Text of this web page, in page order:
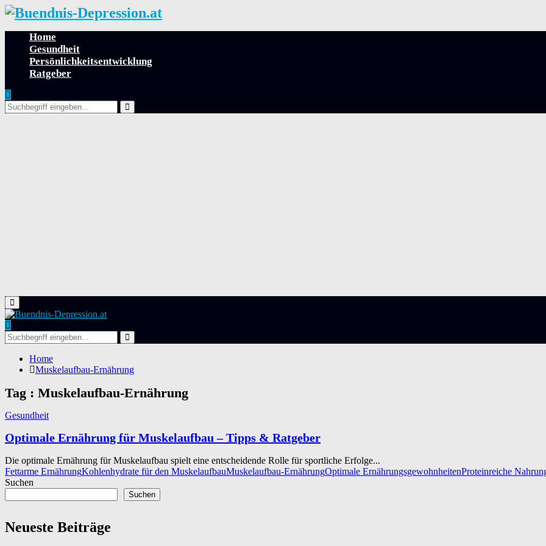
Home
Gesundheit
Persönlichkeitsentwicklung
Ratgeber
Search
for:
Search
Primary
Menu
Search
for:
Search
Home
Muskelaufbau-Ernährung
Tag : Muskelaufbau-Ernährung
Gesundheit
Optimale Ernährung für Muskelaufbau – Tipps & Ratgeber
Die optimale Ernährung für Muskelaufbau spielt eine entscheidende Rolle für sportliche Erfolge...
Fettarme ErnährungKohlenhydrate für den MuskelaufbauMuskelaufbau-ErnährungOptimale ErnährungsgewohnheitenProteinreiche
Suchen
Suchen
Neueste Beiträge